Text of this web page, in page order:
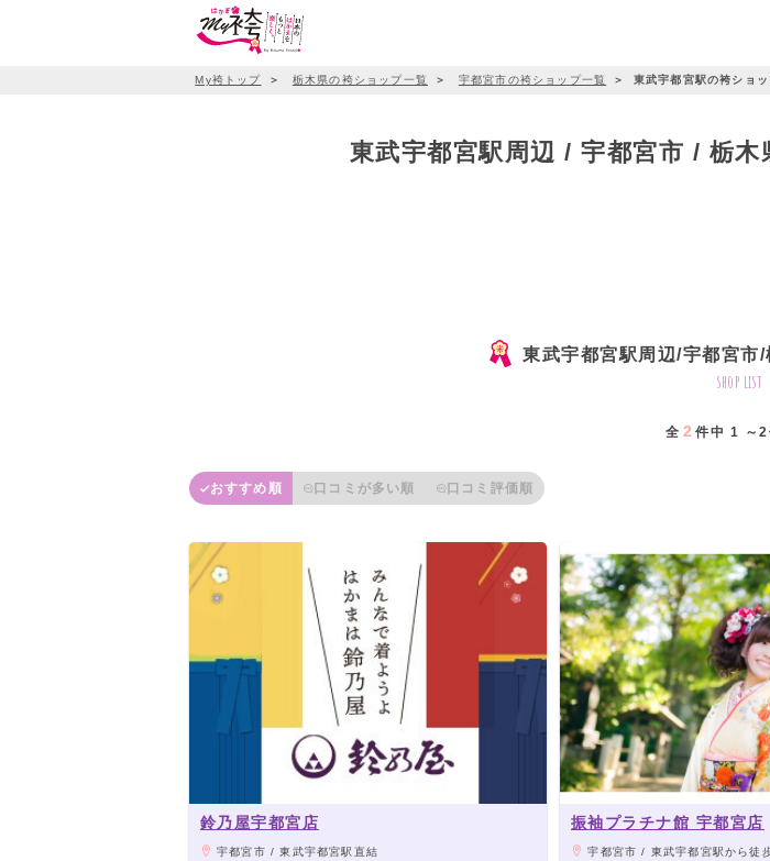
My袴トップ ＞ 栃木県の袴ショップ一覧 ＞ 宇都宮市の袴ショップ一覧 ＞ 東武宇都宮駅の袴ショッ
東武宇都宮駅周辺 / 宇都宮市 / 栃
東武宇都宮駅周辺/宇都宮市
shop list
全 2 件中 1 ～2
おすすめ順 口コミが多い順 口コミ評価順
鈴乃屋宇都宮店
宇都宮市 / 東武宇都宮駅直結
振袖プラチナ館 宇都宮店
宇都宮市 / 東武宇都宮駅から徒